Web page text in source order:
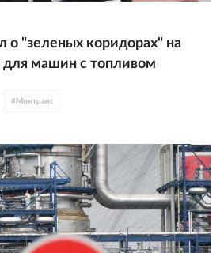
о "зеленых коридорах" на
для машин с топливом
# Минтранс